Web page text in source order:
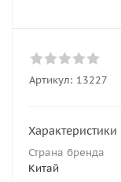
Артикул: 13227
Характеристики
Страна бренда
Китай